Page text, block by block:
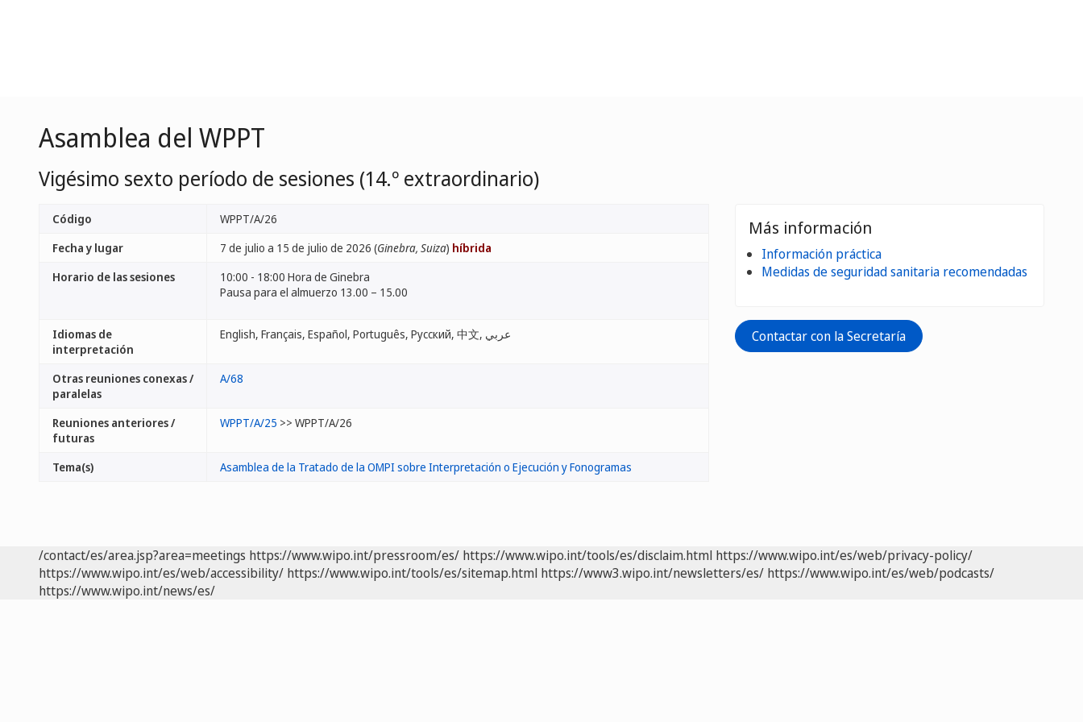
Asamblea del WPPT
Vigésimo sexto período de sesiones (14.º extraordinario)
Código
WPPT/A/26
Fecha y lugar
7 de julio a 15 de julio de 2026 (Ginebra, Suiza) híbrida
Horario de las sesiones
10:00 - 18:00 Hora de Ginebra
Pausa para el almuerzo 13.00 – 15.00
Idiomas de
interpretación
English, Français, Español, Português, Русский, 中文, عربي
Otras reuniones conexas /
paralelas
A/68
Reuniones anteriores /
futuras
WPPT/A/25 >> WPPT/A/26
Tema(s) Asamblea de la Tratado de la OMPI sobre Interpretación o Ejecución y Fonogramas
Más información
Información práctica
Medidas de seguridad sanitaria recomendadas
Contactar con la Secretaría
/contact/es/area.jsp?area=meetings https://www.wipo.int/pressroom/es/ https://www.wipo.int/tools/es/disclaim.html https://www.wipo.int/es/web/privacy-policy/
https://www.wipo.int/es/web/accessibility/ https://www.wipo.int/tools/es/sitemap.html https://www3.wipo.int/newsletters/es/ https://www.wipo.int/es/web/podcasts/
https://www.wipo.int/news/es/